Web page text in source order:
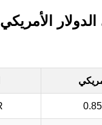
الدولار